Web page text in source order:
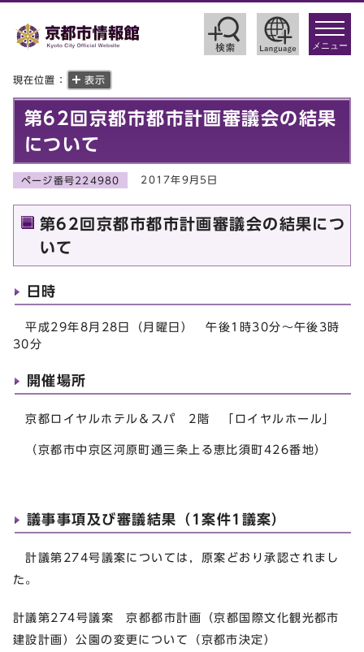
toggle
メニュー
現在位置： 表示
第62回京都市都市計画審議会の結果
について
ページ番号224980 2017年9月5日
第62回京都市都市計画審議会の結果につ
いて
日時
平成29年8月28日（月曜日） 午後1時30分～午後3時
30分
開催場所
京都ロイヤルホテル＆スパ 2階 「ロイヤルホール」
（京都市中京区河原町通三条上る恵比須町426番地）
議事事項及び審議結果（1案件1議案）
計議第274号議案については，原案どおり承認されまし
た。
計議第274号議案 京都都市計画（京都国際文化観光都市
建設計画）公園の変更について（京都市決定）